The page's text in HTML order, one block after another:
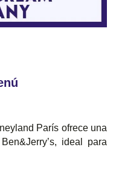
París ofrece una
ideal para